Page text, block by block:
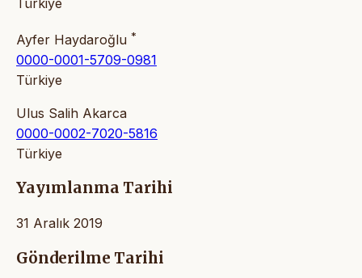
Türkiye
Ayfer Haydaroğlu *
0000-0001-5709-0981
Türkiye
Ulus Salih Akarca
0000-0002-7020-5816
Türkiye
Yayımlanma Tarihi
31 Aralık 2019
Gönderilme Tarihi